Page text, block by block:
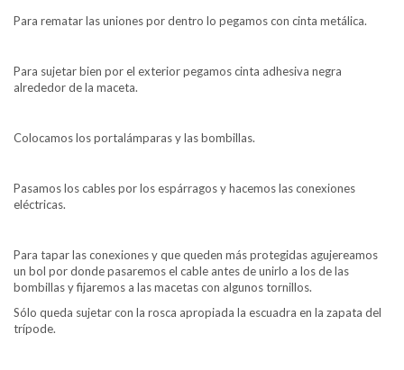
Para rematar las uniones por dentro lo pegamos con cinta metálica.
Para sujetar bien por el exterior pegamos cinta adhesiva negra
alrededor de la maceta.
Colocamos los portalámparas y las bombillas.
Pasamos los cables por los espárragos y hacemos las conexiones
eléctricas.
Para tapar las conexiones y que queden más protegidas agujereamos
un bol por donde pasaremos el cable antes de unirlo a los de las
bombillas y fijaremos a las macetas con algunos tornillos.
Sólo queda sujetar con la rosca apropiada la escuadra en la zapata del
trípode.